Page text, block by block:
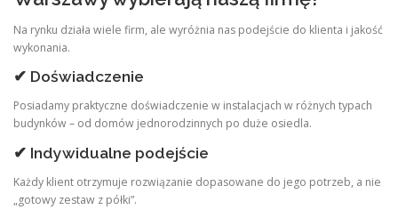
Na rynku działa wiele firm, ale wyróżnia nas podejście do klienta i jakość
wykonania.
✔ Doświadczenie
Posiadamy praktyczne doświadczenie w instalacjach w różnych typach
budynków – od domów jednorodzinnych po duże osiedla.
✔ Indywidualne podejście
Każdy klient otrzymuje rozwiązanie dopasowane do jego potrzeb, a nie
„gotowy zestaw z półki”.